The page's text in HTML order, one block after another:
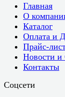
Главная
О
Каталог
Оплата и
Прайс-
Новости и
Контакты
Соцсети